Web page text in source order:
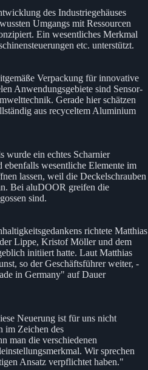
des Industriegehäuses
Umgangs mit Ressourcen
Ein wesentliches Merkmal
etc. unterstützt.
Verpackung für innovative
Anwendungsgebiete sind Sensor-
Gerade hier schätzen
aus recyceltem Aluminium
wurde ein echtes Scharnier
ebenfalls wesentliche Elemente im
lassen, weil die Deckelschrauben
Bei aluDOOR greifen die
sind.
richtete Matthias
Lippe, Kristof Möller und dem
initiiert hatte. Laut Matthias
so der Geschäftsführer weiter, -
in Germany" auf Dauer
Neuerung ist für uns nicht
im Zeichen des
man die verschiedenen
Wir sprechen
Ansatz verpflichtet haben."